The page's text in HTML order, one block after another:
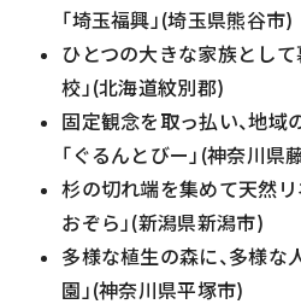
「埼玉福興」(埼玉県熊谷市)
ひとつの大きな家族として
校」(北海道紋別郡)
固定観念を取っ払い、地域
「ぐるんとびー」(神奈川県
杉の切れ端を集めて天然リ
おぞら」(新潟県新潟市)
多様な植生の森に、多様な
園」(神奈川県平塚市)